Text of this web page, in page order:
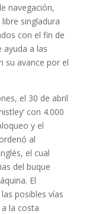
navegación,
singladura
con el fin de
ayuda a las
su avance por el
el 30 de abril
con 4.000
y el
al
el cual
del buque
El
posibles vías
la costa